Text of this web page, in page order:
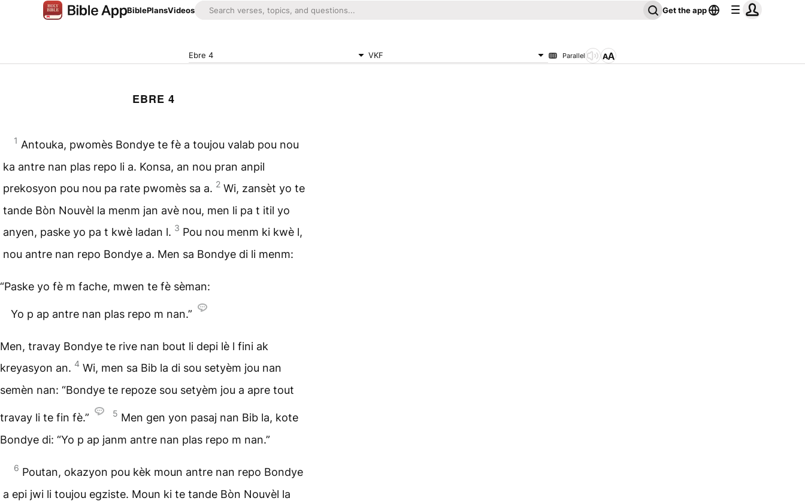
BiblePlansVideos Get the app
Ebre 4 VKF Parallel
EBRE 4
1 Antouka, pwomès Bondye te fè a toujou valab pou nou
ka antre nan plas repo li a. Konsa, an nou pran anpil
prekosyon pou nou pa rate pwomès sa a. 2 Wi, zansèt yo te
tande Bòn Nouvèl la menm jan avè nou, men li pa t itil yo
anyen, paske yo pa t kwè ladan l. 3 Pou nou menm ki kwè l,
nou antre nan repo Bondye a. Men sa Bondye di li menm:
“Paske yo fè m fache, mwen te fè sèman:
Yo p ap antre nan plas repo m nan.”
Men, travay Bondye te rive nan bout li depi lè l fini ak
kreyasyon an. 4 Wi, men sa Bib la di sou setyèm jou nan
semèn nan: “Bondye te repoze sou setyèm jou a apre tout
travay li te fin fè.” 5 Men gen yon pasaj nan Bib la, kote
Bondye di: “Yo p ap janm antre nan plas repo m nan.”
6 Poutan, okazyon pou kèk moun antre nan repo Bondye
a epi jwi li toujou egziste. Moun ki te tande Bòn Nouvèl la